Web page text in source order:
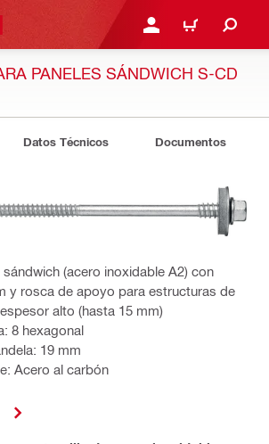
INICIE SESIÓN O
CARRITO
PANELES SÁNDWICH S-CD
Datos Técnicos Documentos
sándwich (acero inoxidable A2) con
y rosca de apoyo para estructuras de
alto (hasta 15 mm)
8 hexagonal
19 mm
Acero al carbón